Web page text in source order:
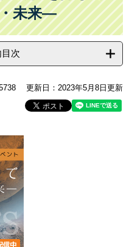
未来―
次
更新日：2023年5月8日更新